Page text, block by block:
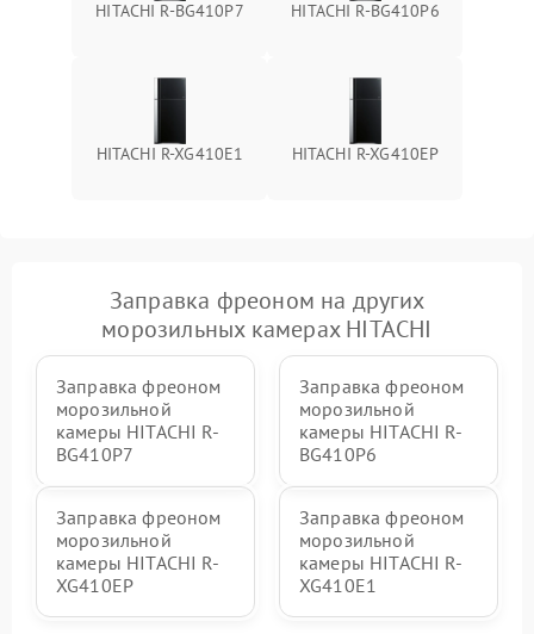
HITACHI R-BG410P7 HITACHI R-BG410P6
HITACHI R-XG410E1 HITACHI R-XG410EP
Заправка фреоном на других
морозильных камерах HITACHI
Заправка фреоном
морозильной
камеры HITACHI R-
BG410P7
Заправка фреоном
морозильной
камеры HITACHI R-
BG410P6
Заправка фреоном
морозильной
камеры HITACHI R-
XG410EP
Заправка фреоном
морозильной
камеры HITACHI R-
XG410E1